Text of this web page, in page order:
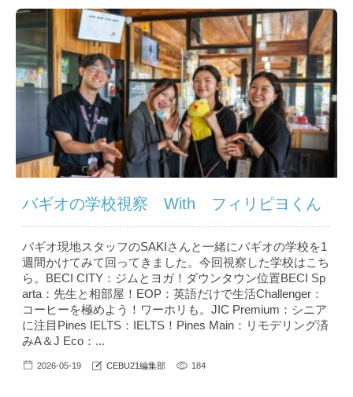
バギオの学校視察 With フィリピヨくん
バギオ現地スタッフのSAKIさんと一緒にバギオの学校を1
週間かけてみて回ってきました。今回視察した学校はこち
ら。BECI CITY：ジムとヨガ！ダウンタウン位置BECI Sp
arta：先生と相部屋！EOP：英語だけで生活Challenger：
コーヒーを極めよう！ワーホリも。JIC Premium：シニア
に注目Pines IELTS：IELTS！Pines Main：リモデリング済
みA＆J Eco：...
2026-05-19 CEBU21編集部 184